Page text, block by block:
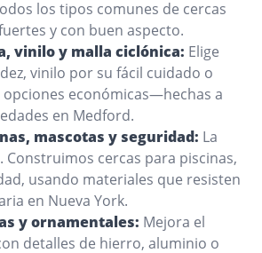
los tipos comunes de cercas
y con buen aspecto.
vinilo y malla ciclónica: Elige
vinilo por su fácil cuidado o
económicas—hechas a
en Medford.
mascotas y seguridad: La
cercas para piscinas,
usando materiales que resisten
en Nueva York.
y ornamentales: Mejora el
detalles de hierro, aluminio o